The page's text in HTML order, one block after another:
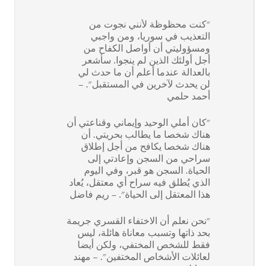
"كنت محظوظة لأنني نجوت من
التعذيب في سوريا، ومن واجبي
ومسؤوليتي أن أواصل الكفاح من
أجل أولئك الذين لم ينجوا. سأشعر
بالعدالة عندما أعلم أن ما حدث لي
لن يحدث لآخرين في المستقبل". –
أحمد حلمي
"كان أملي الوحيد وإيماني وقناعتي أن
هناك شخصا ما يطالب بحريتي. أن
هناك شخصا يكافح من أجل إطلاق
سراحي من السجن وإعادتي إلى
الحياة. السجن هو قبر، وفي اليوم
الذي يُطلق فيه سراح أي معتقل، يُعاد
هذا المعتقل إلى الحياة". – ريم فاضل
"نحن نعلم أن الاختفاء القسري جريمة
بحد ذاتها وتسبب معاناة هائلة، ليس
فقط للشخص المختفي، ولكن أيضا
لعائلات الأشخاص المختفين". – مهند